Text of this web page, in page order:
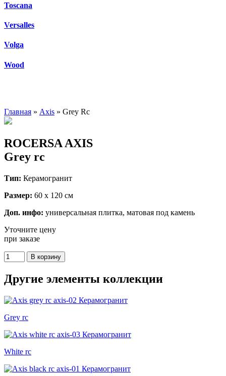
Toscana
Versalles
Volga
Wood
Главная » Axis » Grey Rc
ROCERSA AXIS
Grey rc
Тип: Керамогранит
Размер: 60 x 120 см
Доп. инфо: универсальная плитка, матовая под камень
Уточните цену
при заказе
Другие элементы коллекции
Grey rc
White rc